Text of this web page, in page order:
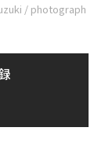
/ photograph